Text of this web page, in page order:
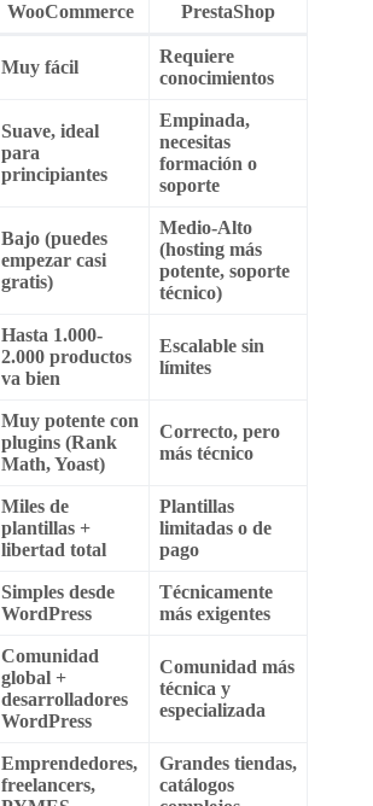
WooCommerce PrestaShop
Muy fácil
Requiere
conocimientos
Suave, ideal
para
principiantes
Empinada,
necesitas
formación o
soporte
Bajo (puedes
empezar casi
gratis)
Medio-Alto
(hosting más
potente, soporte
técnico)
Hasta 1.000-
2.000 productos
va bien
Escalable sin
límites
Muy potente con
plugins (Rank
Math, Yoast)
Correcto, pero
más técnico
Miles de
plantillas +
libertad total
Plantillas
limitadas o de
pago
Simples desde
WordPress
Técnicamente
más exigentes
Comunidad
global +
desarrolladores
WordPress
Comunidad más
técnica y
especializada
Emprendedores,
freelancers,
Grandes tiendas,
catálogos